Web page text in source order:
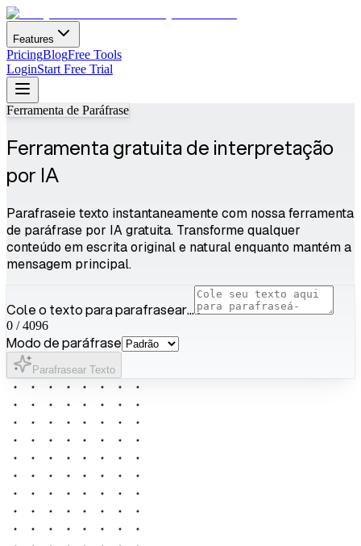
Features
PricingBlogFree Tools
LoginStart Free Trial
Ferramenta de Paráfrase
Ferramenta gratuita de interpretação
por IA
Parafraseie texto instantaneamente com nossa ferramenta
de paráfrase por IA gratuita. Transforme qualquer
conteúdo em escrita original e natural enquanto mantém a
mensagem principal.
Cole o texto para parafrasear...
0 /4096
Modo de paráfrase
Parafrasear Texto